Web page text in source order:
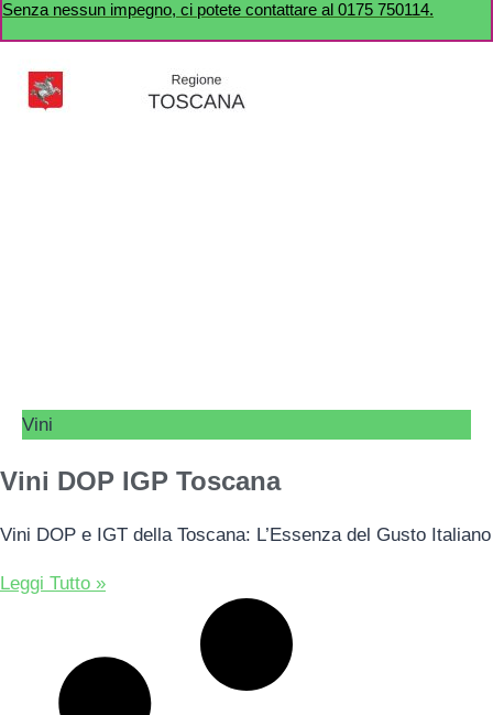
Senza nessun impegno, ci potete contattare al 0175 750114.
Vini
Vini DOP IGP Toscana
Vini DOP e IGT della Toscana: L’Essenza del Gusto Italiano
Leggi Tutto »